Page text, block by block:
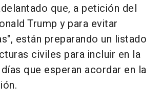
que, a petición del
Trump y para evitar
están preparando un listado
civiles para incluir en la
que esperan acordar en la